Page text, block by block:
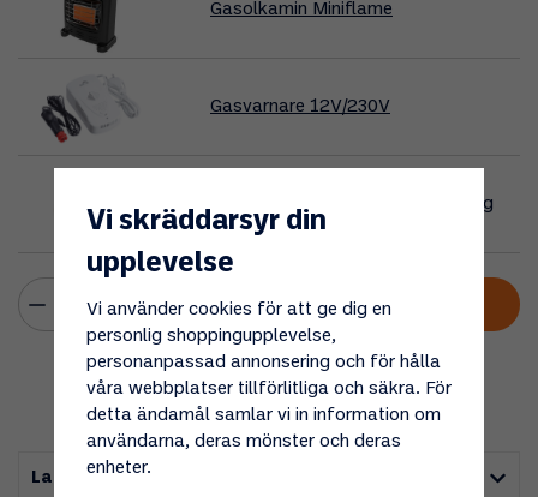
Gasolkamin Miniflame
Gasvarnare 12V/230V
Campingregulatorset - 8mm slang
Lägg i varukorgen
Lagerstatus i butik
Vi skräddarsyr din
upplevelse
Vi använder cookies för att ge dig en
personlig shoppingupplevelse,
personanpassad annonsering och för hålla
våra webbplatser tillförlitliga och säkra. För
detta ändamål samlar vi in information om
användarna, deras mönster och deras
enheter.